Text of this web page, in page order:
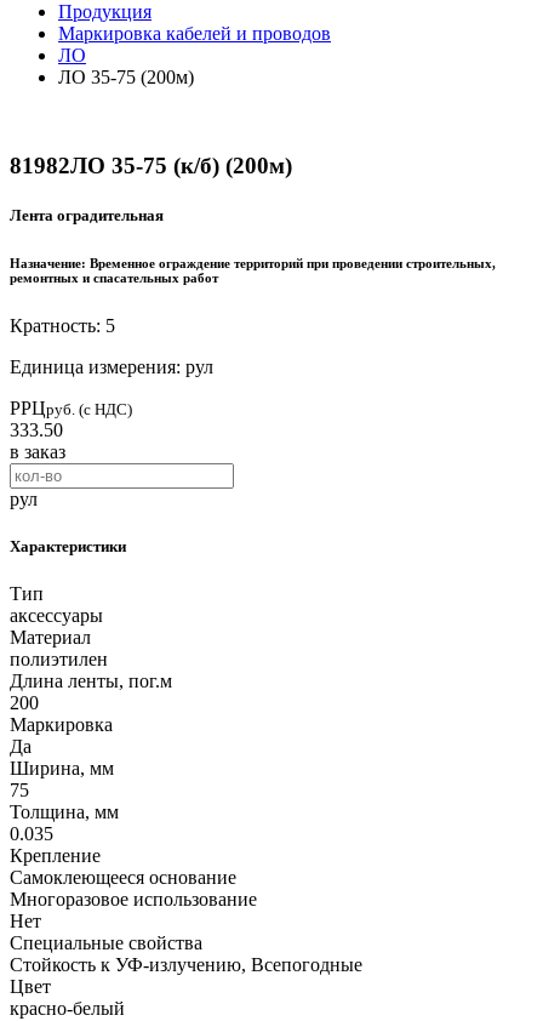
Продукция
Маркировка кабелей и проводов
ЛО
ЛО 35-75 (200м)
81982ЛО 35-75 (к/б) (200м)
Лента оградительная
Назначение: Временное ограждение территорий при проведении строительных,
ремонтных и спасательных работ
Кратность: 5
Единица измерения: рул
РРЦруб. (с НДС)
333.50
в заказ
рул
Характеристики
Тип
аксессуары
Материал
полиэтилен
Длина ленты, пог.м
200
Маркировка
Да
Ширина, мм
75
Толщина, мм
0.035
Крепление
Самоклеющееся основание
Многоразовое использование
Нет
Специальные свойства
Стойкость к УФ-излучению, Всепогодные
Цвет
красно-белый